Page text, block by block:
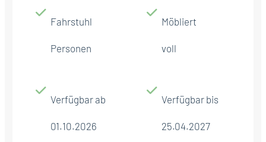
Fahrstuhl
Personen
Möbliert
voll
Verfügbar ab
01.10.2026
Verfügbar bis
25.04.2027